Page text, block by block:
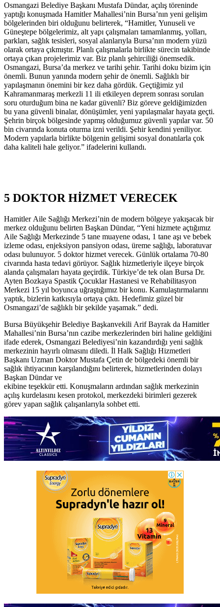
Osmangazi Belediye Başkanı Mustafa Dündar, açılış töreninde
yaptığı konuşmada Hamitler Mahallesi’nin Bursa’nın yeni gelişim
bölgelerinden biri olduğunu belirterek, “Hamitler, Yunuseli ve
Güneştepe bölgelerimiz, alt yapı çalışmaları tamamlanmış, yolları,
parkları, sağlık tesisleri, sosyal alanlarıyla Bursa’nın modern yüzü
olarak ortaya çıkmıştır. Planlı çalışmalarla birlikte sürecin takibinde
ortaya çıkan projelerimiz var. Biz planlı şehirciliği önemsedik.
Osmangazi, Bursa’da merkez ve tarihi şehir. Tarihi doku bizim için
önemli. Bunun yanında modern şehir de önemli. Sağlıklı bir
yapılaşmanın önemini bir kez daha gördük. Geçtiğimiz yıl
Kahramanmaraş merkezli 11 ili etkileyen deprem sonrası sorulan
soru oturduğum bina ne kadar güvenli? Biz göreve geldiğimizden
bu yana güvenli binalar, dönüşümler, yeni yapılaşmalar hayata geçti.
Şehrin birçok bölgesinde yapmış olduğumuz güvenli yapılar var. 50
bin civarında konuta oturma izni verildi. Şehir kendini yeniliyor.
Modern yapılarla birlikte bölgenin gelişimi sosyal donatılarla çok
daha kaliteli hale geliyor.” ifadelerini kullandı.
5 DOKTOR HİZMET VERECEK
Hamitler Aile Sağlığı Merkezi’nin de modern bölgeye yakışacak bir
merkez olduğunu belirten Başkan Dündar, “Yeni hizmete açtığımız
Aile Sağlığı Merkezinde 5 tane muayene odası, 1 tane aşı ve bebek
izleme odası, enjeksiyon pansiyon odası, üreme sağlığı, laboratuvar
odası bulunuyor. 5 doktor hizmet verecek. Günlük ortalama 70-80
civarında hasta tedavi görüyor. Sağlık hizmetleriyle ilçeye birçok
alanda çalışmaları hayata geçirdik. Türkiye’de tek olan Bursa Dr.
Ayten Bozkaya Spastik Çocuklar Hastanesi ve Rehabilitasyon
Merkezi 15 yıl boyunca uğraştığımız bir konu. Kamulaştırmalarını
yaptık, bizlerin katkısıyla ortaya çıktı. Hedefimiz güzel bir
Osmangazi’de sağlıklı bir şekilde yaşamak.” dedi.
Bursa Büyükşehir Belediye Başkanvekili Arif Bayrak da Hamitler
Mahallesi’nin Bursa’nın cazibe merkezlerinden biri haline geldiğini
ifade ederek, Osmangazi Belediyesi’nin kazandırdığı yeni sağlık
merkezinin hayırlı olmasını diledi. İl Halk Sağlığı Hizmetleri
Başkanı Uzman Doktor Mustafa Çetin de bölgedeki önemli bir
sağlık ihtiyacının karşılandığını belirterek, hizmetlerinden dolayı
Başkan Dündar ve
ekibine teşekkür etti. Konuşmaların ardından sağlık merkezinin
açılış kurdelasını kesen protokol, merkezdeki birimleri gezerek
görev yapan sağlık çalışanlarıyla sohbet etti.